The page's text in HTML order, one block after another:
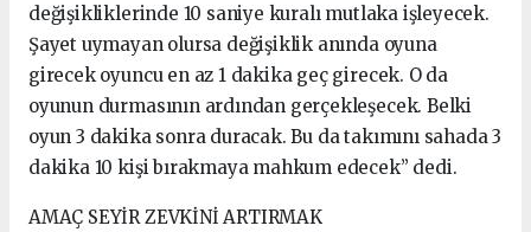
değişikliklerinde 10 saniye kuralı mutlaka işleyecek.
Şayet uymayan olursa değişiklik anında oyuna
girecek oyuncu en az 1 dakika geç girecek. O da
oyunun durmasının ardından gerçekleşecek. Belki
oyun 3 dakika sonra duracak. Bu da takımını sahada 3
dakika 10 kişi bırakmaya mahkum edecek” dedi.
AMAÇ SEYİR ZEVKİNİ ARTIRMAK